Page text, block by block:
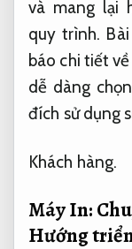
và mang lại
quy trình.
báo chi tiết
dễ dàng
đích sử dụng
Khách hàng.
Máy In:
Hướng